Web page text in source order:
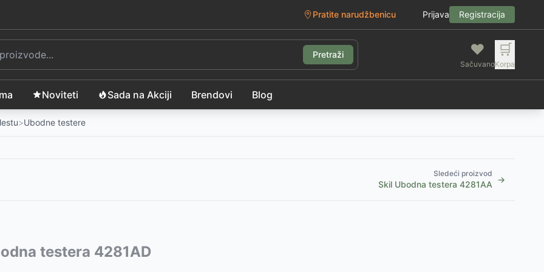
Pratite narudžbenicu Prijava Registracija
Pretraži ❤️
Sačuvano
🛒
Korpa
Noviteti Sada na Akciji Brendovi Blog
>Ubodne testere
Sledeći proizvod
Skil Ubodna testera 4281AA →
-5199 RSD
testera 4281AD